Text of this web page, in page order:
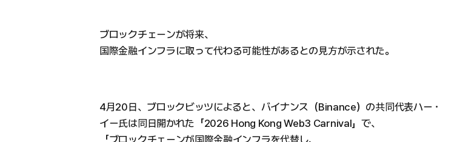
ブロックチェーンが将来、
国際金融インフラに取って代わる可能性があるとの見方が示された。
4月20日、ブロックビッツによると、バイナンス（Binance）の共同代表ハー・
イー氏は同日開かれた「2026 Hong Kong Web3 Carnival」で、